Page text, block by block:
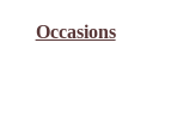
Occasions